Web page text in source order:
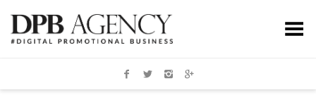
Toggle Menu